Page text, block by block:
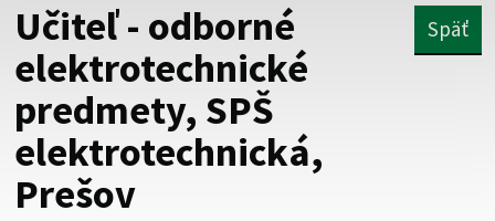
Táto stránka je zabezpečená
Buďte pozorní a vždy sa uistite, že zdieľate informácie iba
cez zabezpečenú webovú stránku. Zabezpečená stránka
vždy začína https:// pred názvom domény webového sídla.
Učiteľ - odborné
elektrotechnické
predmety, SPŠ
elektrotechnická,
Prešov
Späť